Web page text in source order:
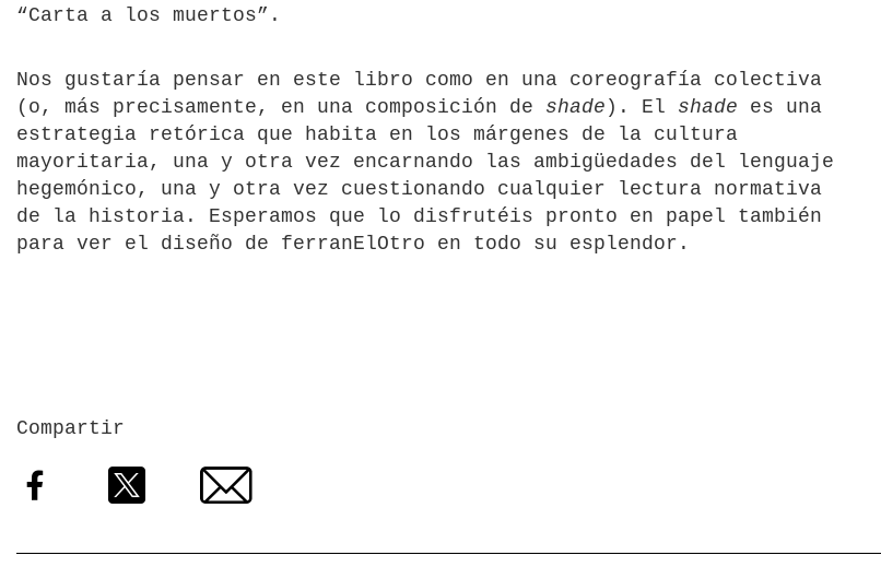
“Carta a los muertos”.
Nos gustaría pensar en este libro como en una coreografía colectiva
(o, más precisamente, en una composición de shade ). El shade es una
estrategia retórica que habita en los márgenes de la cultura
mayoritaria, una y otra vez encarnando las ambigüedades del lenguaje
hegemónico, una y otra vez cuestionando cualquier lectura normativa
de la historia. Esperamos que lo disfrutéis pronto en papel también
para ver el diseño de ferranElOtro en todo su esplendor.
Compartir
Facebook Twitter Email